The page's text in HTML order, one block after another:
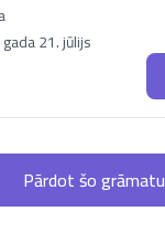
21. jūlijs
Pārdot šo grāmatu